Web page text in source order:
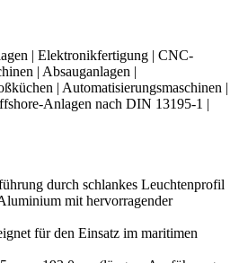
| Elektronikfertigung | CNC-
| Absauganlagen |
| Automatisierungsmaschinen |
Anlagen nach DIN 13195-1 |
durch schlankes Leuchtenprofil
mit hervorragender
für den Einsatz im maritimen